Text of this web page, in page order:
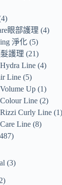
4
眼部護理 4
淨化 5
髮護理
21
Line 4
Line 5
Up 1
Line 2
Curly Line 1
Line 8
487
3